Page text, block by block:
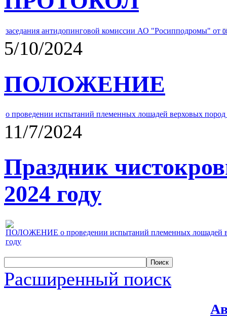
заседания антидопинговой комиссии АО "Росипподромы" от
5/10/2024
ПОЛОЖЕНИЕ
о проведении испытаний племенных лошадей верховых
11/7/2024
Праздник
2024 году
ПОЛОЖЕНИЕ о проведении испытаний племенных лошадей
году
Расширенный поиск